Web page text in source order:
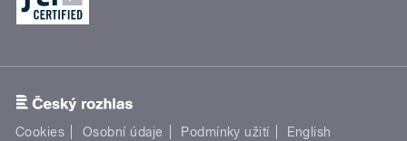
Cookies Osobní údaje Podmínky užití English